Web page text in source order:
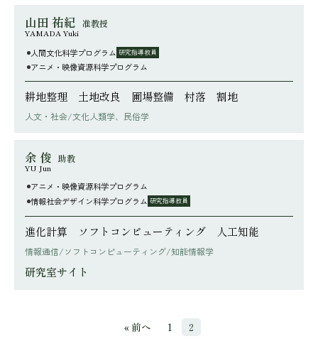
山田 祐紀 准教授
YAMADA Yuki
人間文化科学プログラム 研究指導教員
アニメ・映像資源科学プログラム
耕地整理 土地改良 圃場整備 村落 割地
人文・社会/文化人類学、民俗学
余 俊 助教
YU Jun
アニメ・映像資源科学プログラム
情報社会デザイン科学プログラム 研究指導教員
進化計算 ソフトコンピューティング 人工知能
情報通信/ソフトコンピューティング/知能情報学
研究室サイト
« 前へ 1 2